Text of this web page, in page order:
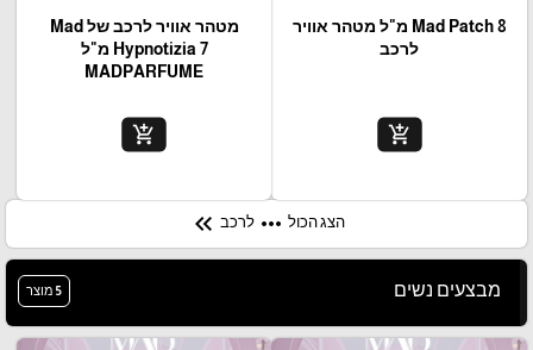
Mad Patch 8 מ"ל מטהר אוויר
לרכב
add_shopping_cart
מטהר אוויר לרכב של Mad
Hypnotizia 7 מ"ל
MADPARFUME
add_shopping_cart
הצג הכול more_horiz לרכב keyboard_double_arrow_left
מבצעים נשים 5 מוצר